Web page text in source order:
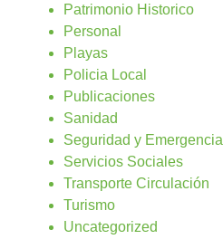
Patrimonio Historico
Personal
Playas
Policia Local
Publicaciones
Sanidad
Seguridad y Emergencia
Servicios Sociales
Transporte Circulación
Turismo
Uncategorized